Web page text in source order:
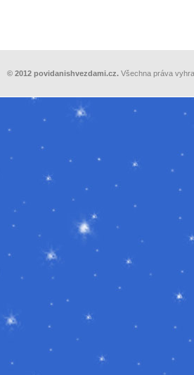
© 2012povidanishvezdami.cz. Všechna práva